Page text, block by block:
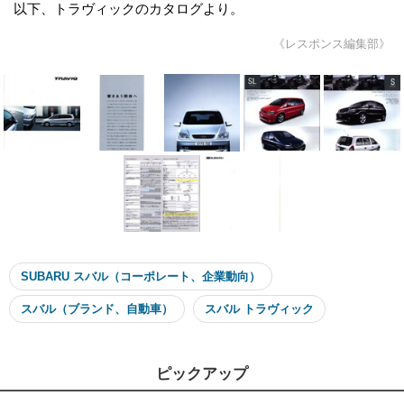
以下、トラヴィックのカタログより。
《レスポンス編集部》
SUBARU スバル（コーポレート、企業動向）
スバル（ブランド、自動車） スバル トラヴィック
ピックアップ